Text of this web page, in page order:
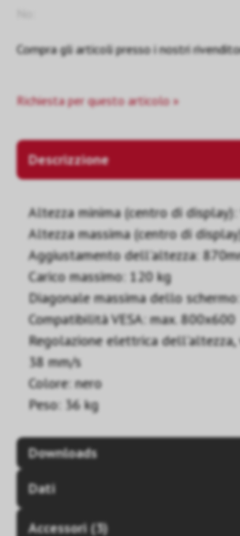
Compra gli articoli presso i nostri
Richiesta per questo articolo »
Descrizzione
Altezza minima (centro di
Altezza massima (centro di
Aggiustamento dell'altezza:
Carico massimo: 120 kg
Diagonale massima dello
Compatibilità VESA: max. 800x600
Regolazione elettrica dell'altezza,
38 mm/s
Colore: nero
Peso: 36 kg
Downloads
Dati
Accessori (3)